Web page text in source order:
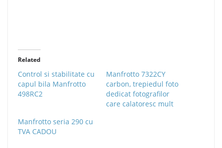
Related
Control si stabilitate cu
capul bila Manfrotto
498RC2
Manfrotto 7322CY
carbon, trepiedul foto
dedicat fotografilor
care calatoresc mult
Manfrotto seria 290 cu
TVA CADOU